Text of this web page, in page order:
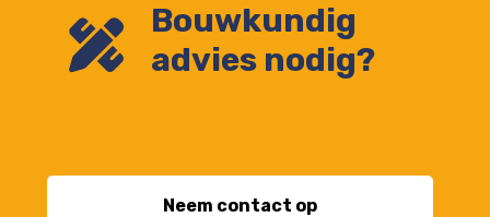
Bouwkundig
advies nodig?
Neem contact op